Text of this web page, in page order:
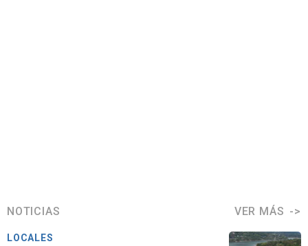
NOTICIAS VER MÁS
LOCALES